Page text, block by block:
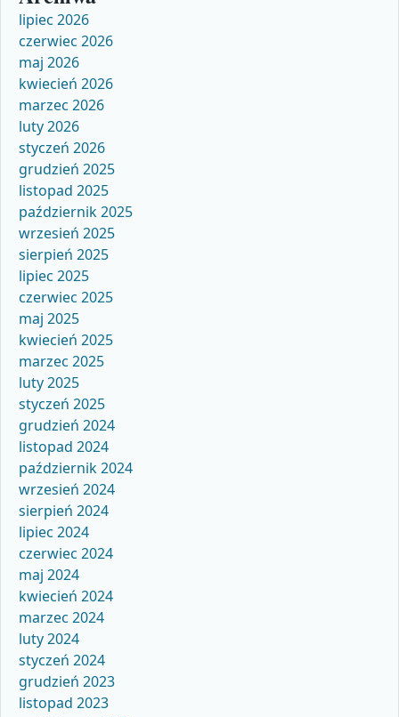
lipiec 2026
czerwiec 2026
maj 2026
kwiecień 2026
marzec 2026
luty 2026
styczeń 2026
grudzień 2025
listopad 2025
październik 2025
wrzesień 2025
sierpień 2025
lipiec 2025
czerwiec 2025
maj 2025
kwiecień 2025
marzec 2025
luty 2025
styczeń 2025
grudzień 2024
listopad 2024
październik 2024
wrzesień 2024
sierpień 2024
lipiec 2024
czerwiec 2024
maj 2024
kwiecień 2024
marzec 2024
luty 2024
styczeń 2024
grudzień 2023
listopad 2023